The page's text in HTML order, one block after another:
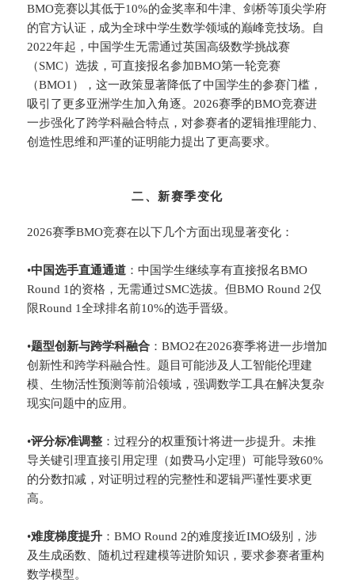
BMO竞赛以其低于10%的金奖率和牛津、剑桥等顶尖学府
的官方认证，成为全球中学生数学领域的巅峰竞技场。自
2022年起，中国学生无需通过英国高级数学挑战赛
（SMC）选拔，可直接报名参加BMO第一轮竞赛
（BMO1），这一政策显著降低了中国学生的参赛门槛，
吸引了更多亚洲学生加入角逐。2026赛季的BMO竞赛进
一步强化了跨学科融合特点，对参赛者的逻辑推理能力、
创造性思维和严谨的证明能力提出了更高要求。
二、新赛季变化
2026赛季BMO竞赛在以下几个方面出现显著变化：
•​中国选手直通通道​ ​：中国学生继续享有直接报名BMO
Round 1的资格，无需通过SMC选拔。但BMO Round 2仅
限Round 1全球排名前10%的选手晋级。
•​题型创新与跨学科融合​ ​：BMO2在2026赛季将进一步增加
创新性和跨学科融合性。题目可能涉及人工智能伦理建
模、生物活性预测等前沿领域，强调数学工具在解决复杂
现实问题中的应用。
•​评分标准调整​ ​：过程分的权重预计将进一步提升。未推
导关键引理直接引用定理（如费马小定理）可能导致60%
的分数扣减，对证明过程的完整性和逻辑严谨性要求更
高。
•​难度梯度提升​ ​：BMO Round 2的难度接近IMO级别，涉
及生成函数、随机过程建模等进阶知识，要求参赛者重构
数学模型。